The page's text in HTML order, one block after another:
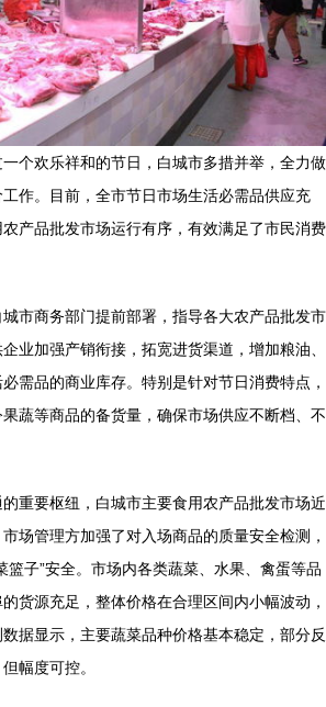
个欢乐祥和的节日，白城市多措并举，全力做
作。目前，全市节日市场生活必需品供应充
产品批发市场运行有序，有效满足了市民消费
市商务部门提前部署，指导各大农产品批发市
业加强产销衔接，拓宽进货渠道，增加粮油、
需品的商业库存。特别是针对节日消费特点，
蔬等商品的备货量，确保市场供应不断档、不
重要枢纽，白城市主要食用农产品批发市场近
场管理方加强了对入场商品的质量安全检测，
篮子”安全。市场内各类蔬菜、水果、禽蛋等品
货源充足，整体价格在合理区间内小幅波动，
据显示，主要蔬菜品种价格基本稳定，部分反
幅度可控。